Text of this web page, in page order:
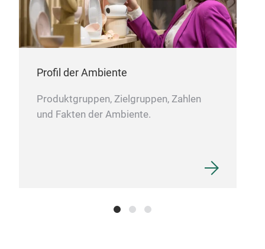
Profil der Ambiente
Produktgruppen, Zielgruppen, Zahlen
und Fakten der Ambiente.